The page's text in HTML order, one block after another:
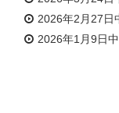
2026年2月27日
2026年1月9日